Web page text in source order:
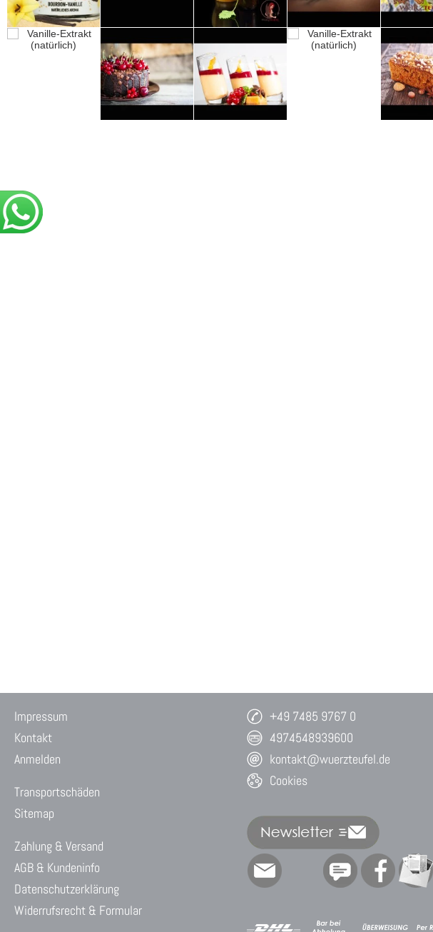
Impressum
Kontakt
Anmelden
Transportschäden
Sitemap
Zahlung & Versand
AGB & Kundeninfo
Datenschutzerklärung
Widerrufsrecht & Formular
+49 7485 9767 0
4974548939600
kontakt@wuerzteufel.de
Cookies